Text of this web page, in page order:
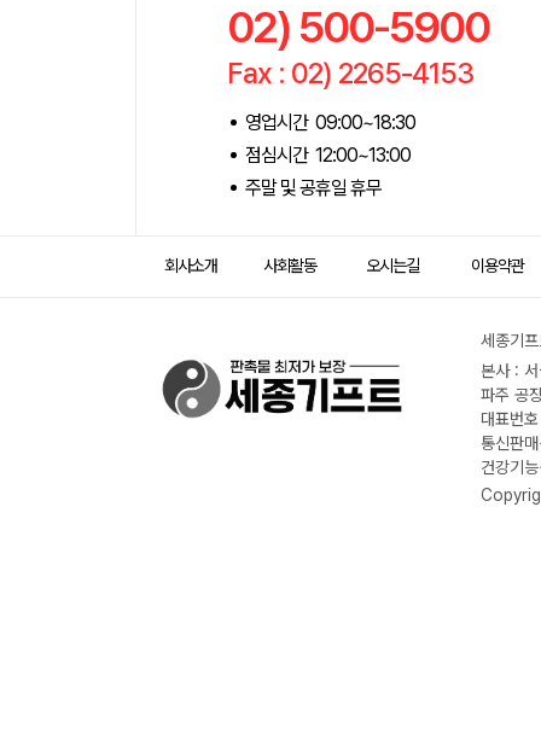
02) 500-5900
Fax : 02) 2265-4153
영업시간 09:00~18:30
점심시간 12:00~13:00
주말 및 공휴일 휴무
회사소개 사회활동 오시는길 이용약관
세종기
본사 :
파주 공
대표번
통신판
건강기